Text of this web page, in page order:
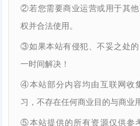
②若您需要商业运营或用于其
权并合法使用。
③如果本站有侵犯、不妥之处
一时间解决！
④本站部分内容均由互联网收
习，不存在任何商业目的与商业
⑤本站提供的所有资源仅供参